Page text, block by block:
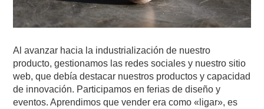
Al avanzar hacia la industrialización de nuestro
producto, gestionamos las redes sociales y nuestro sitio
web, que debía destacar nuestros productos y capacidad
de innovación. Participamos en ferias de diseño y
eventos. Aprendimos que vender era como «ligar», es